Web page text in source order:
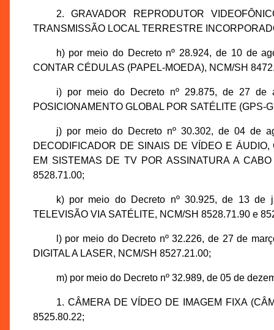
2. GRAVADOR REPRODUTOR
TRANSMISSÃO LOCAL TERRESTRE
h) por meio do Decreto nº 28.924, de 10 de
CONTAR CÉDULAS (PAPEL-MOEDA), NCM/SH
i) por meio do Decreto nº 29.875, de 27 de
POSICIONAMENTO GLOBAL POR SATÉLITE (GPS-
j) por meio do Decreto nº 30.302, de 04 de
DECODIFICADOR DE SINAIS DE VÍDEO E
EM SISTEMAS DE TV POR ASSINATURA A
8528.71.00;
k) por meio do Decreto nº 30.925, de 13 de
TELEVISÃO VIA SATÉLITE, NCM/SH 8528.71.90 e
l) por meio do Decreto nº 32.226, de 27 de
DIGITAL A LASER, NCM/SH 8527.21.00;
m) por meio do Decreto nº 32.989, de 05 de
1. CÂMERA DE VÍDEO DE IMAGEM FIXA
8525.80.22;